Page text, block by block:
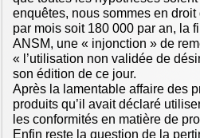
enquêtes, nous sommes en
par mois soit 180 000 par an, la
ANSM, une « injonction » de
« l’utilisation non validée de
son édition de ce jour.
Après la lamentable affaire des
produits qu’il avait déclaré
les conformités en matière de
Enfin reste la question de la